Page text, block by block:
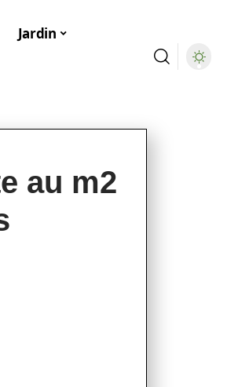
Jardin
au m2